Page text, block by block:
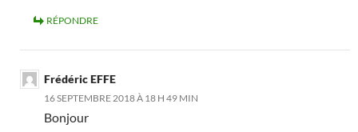
RÉPONDRE
Frédéric EFFE
16 SEPTEMBRE 2018 À 18 H 49 MIN
Bonjour